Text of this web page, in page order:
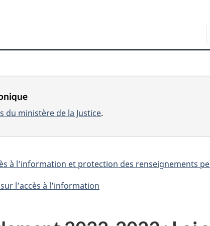
principal
À
version
e
h
e
r
h
e
e
c
e
r
du ministère de la Justice.
à l’information et protection des renseignements
l’accès à l’information